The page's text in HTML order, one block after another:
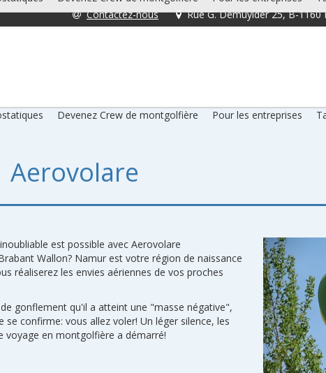
Contactez-nous Rue G. Demuylder 25, B-1160
Devenez Crew de montgolfière Pour les entreprises
Aerovolare
est possible avec Aerovolare
Wallon? Namur est votre région de naissance
réaliserez les envies aériennes de vos proches
gonflement qu'il a atteint une "masse négative",
confirme: vous allez voler! Un léger silence, les
voyage en montgolfière a démarré!